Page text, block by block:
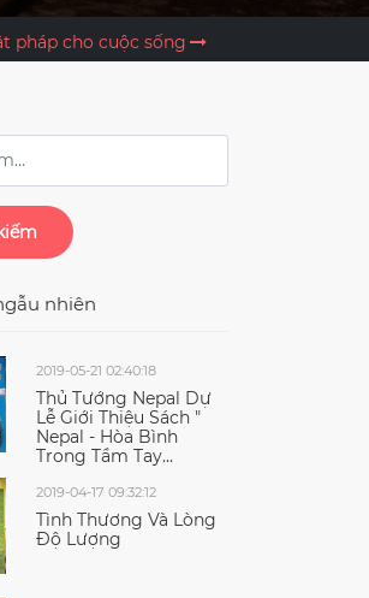
pháp cho cuộc sống
nhiên
2019-05-21 02:40:18
Thủ Tướng Nepal Dự
Lễ Giới Thiệu Sách "
Nepal - Hòa Bình
Trong Tầm Tay...
2019-04-17 09:32:12
Tình Thương Và Lòng
Độ Lượng